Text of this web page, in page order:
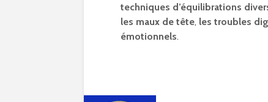
techniques d’équilibrations
les maux de tête, les troubles
émotionnels.